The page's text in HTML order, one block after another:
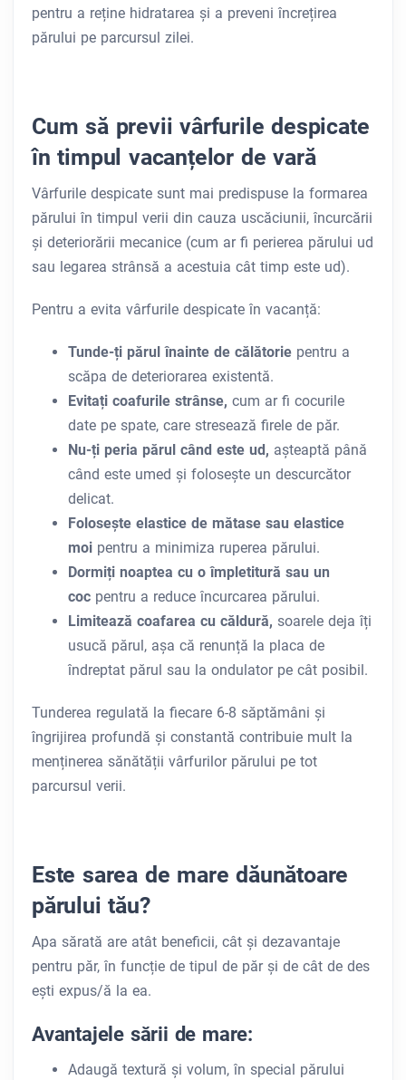
pentru a reține hidratarea și a preveni încrețirea
părului pe parcursul zilei.
Cum să previi vârfurile despicate
în timpul vacanțelor de vară
Vârfurile despicate sunt mai predispuse la formarea
părului în timpul verii din cauza uscăciunii, încurcării
și deteriorării mecanice (cum ar fi perierea părului ud
sau legarea strânsă a acestuia cât timp este ud).
Pentru a evita vârfurile despicate în vacanță:
Tunde-ți părul înainte de călătorie pentru a
scăpa de deteriorarea existentă.
Evitați coafurile strânse, cum ar fi cocurile
date pe spate, care stresează firele de păr.
Nu-ți peria părul când este ud, așteaptă până
când este umed și folosește un descurcător
delicat.
Folosește elastice de mătase sau elastice
moi pentru a minimiza ruperea părului.
Dormiți noaptea cu o împletitură sau un
coc pentru a reduce încurcarea părului.
Limitează coafarea cu căldură, soarele deja îți
usucă părul, așa că renunță la placa de
îndreptat părul sau la ondulator pe cât posibil.
Tunderea regulată la fiecare 6-8 săptămâni și
îngrijirea profundă și constantă contribuie mult la
menținerea sănătății vârfurilor părului pe tot
parcursul verii.
Este sarea de mare dăunătoare
părului tău?
Apa sărată are atât beneficii, cât și dezavantaje
pentru păr, în funcție de tipul de păr și de cât de des
ești expus/ă la ea.
Avantajele sării de mare:
Adaugă textură și volum, în special părului